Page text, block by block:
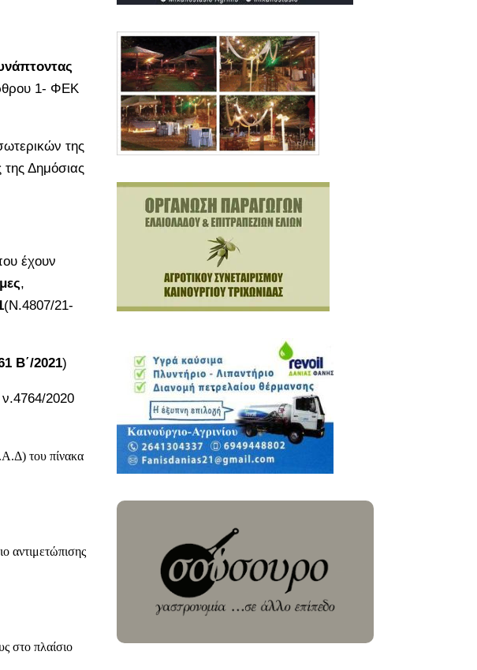
1- ΦΕΚ
της
Δημόσιας
έχουν
,
(Ν.4807/21-
Β΄/2021)
2020
του πίνακα
αντιμετώπισης
στο πλαίσιο